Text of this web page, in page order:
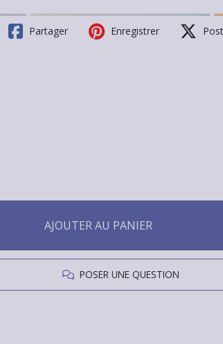
Partager Enregistrer
AJOUTER AU PANIER
POSER UNE QUESTION